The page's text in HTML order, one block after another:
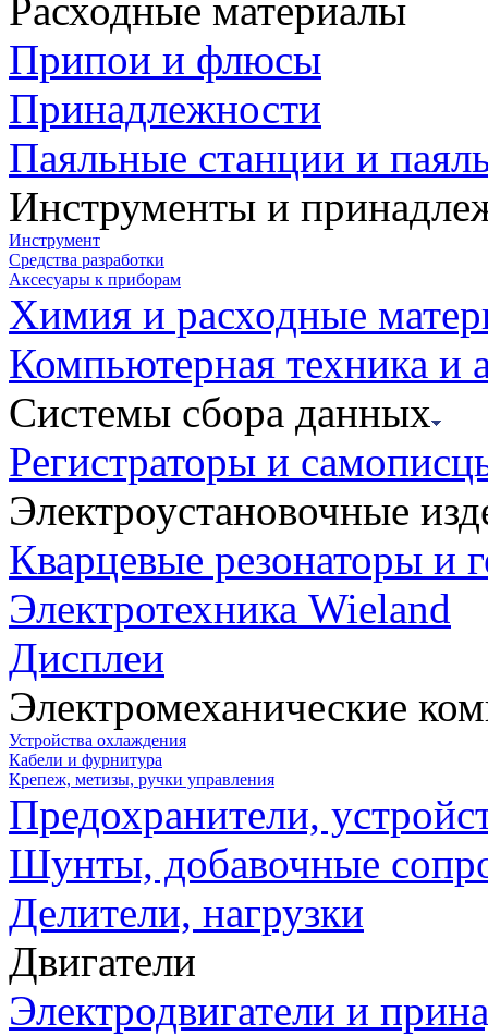
Расходные материалы
Припои и флюсы
Принадлежности
Паяльные станции и
Инструменты и
Инструмент
Средства разработки
Аксесуары к приборам
Химия и расходные
Компьютерная техника и
Системы сбора данных
Регистраторы и
Электроустановочные
Кварцевые резонаторы и
Электротехника Wieland
Дисплеи
Электромеханические
Устройства охлаждения
Кабели и фурнитура
Крепеж, метизы, ручки управления
Предохранители,
Шунты, добавочные
Делители, нагрузки
Двигатели
Электродвигатели и